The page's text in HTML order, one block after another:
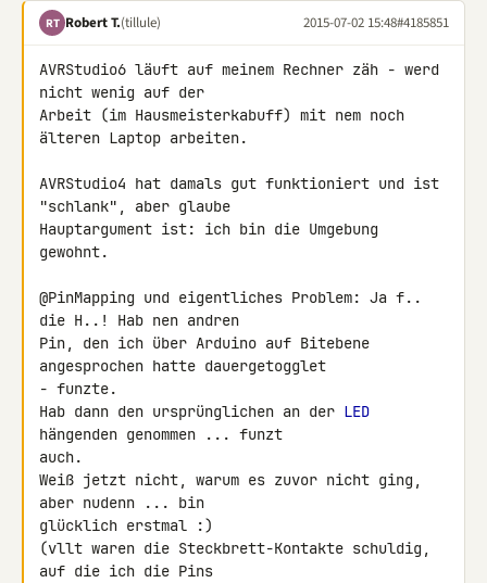
RT Robert T.(tillule) 2015-07-02 15:48#4185851
AVRStudio6 läuft auf meinem Rechner zäh - werd
nicht wenig auf der
Arbeit (im Hausmeisterkabuff) mit nem noch
älteren Laptop arbeiten.
AVRStudio4 hat damals gut funktioniert und ist
"schlank", aber glaube
Hauptargument ist: ich bin die Umgebung
gewohnt.
@PinMapping und eigentliches Problem: Ja f..
die H..! Hab nen andren
Pin, den ich über Arduino auf Bitebene
angesprochen hatte dauergetogglet
- funzte.
Hab dann den ursprünglichen an der LED
hängenden genommen ... funzt
auch.
Weiß jetzt nicht, warum es zuvor nicht ging,
aber nudenn ... bin
glücklich erstmal :)
(vllt waren die Steckbrett-Kontakte schuldig,
auf die ich die Pins